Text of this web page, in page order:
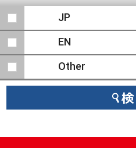
JP
EN
Other